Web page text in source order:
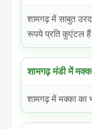
शामगढ़ में साबुत
रूपये प्रति कुएंटल
शामगढ़ मंडी में
शामगढ़ में मक्का